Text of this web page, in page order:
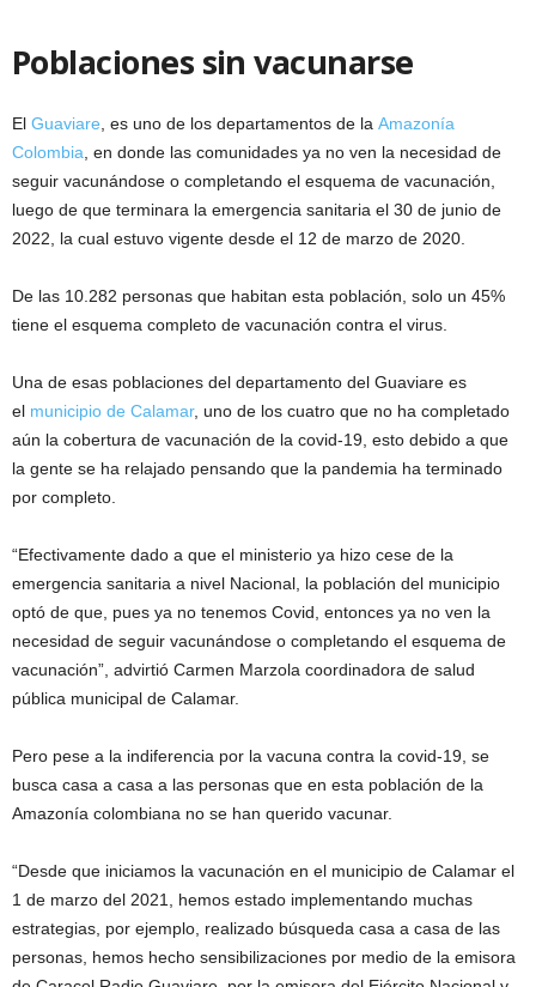
Poblaciones sin vacunarse
El Guaviare , es uno de los departamentos de la Amazonía
Colombia , en donde las comunidades ya no ven la necesidad de
seguir vacunándose o completando el esquema de vacunación,
luego de que terminara la emergencia sanitaria el 30 de junio de
2022, la cual estuvo vigente desde el 12 de marzo de 2020.
De las 10.282 personas que habitan esta población, solo un 45%
tiene el esquema completo de vacunación contra el virus.
Una de esas poblaciones del departamento del Guaviare es
el municipio de Calamar, uno de los cuatro que no ha completado
aún la cobertura de vacunación de la covid-19, esto debido a que
la gente se ha relajado pensando que la pandemia ha terminado
por completo.
“Efectivamente dado a que el ministerio ya hizo cese de la
emergencia sanitaria a nivel Nacional, la población del municipio
optó de que, pues ya no tenemos Covid, entonces ya no ven la
necesidad de seguir vacunándose o completando el esquema de
vacunación”, advirtió Carmen Marzola coordinadora de salud
pública municipal de Calamar.
Pero pese a la indiferencia por la vacuna contra la covid-19, se
busca casa a casa a las personas que en esta población de la
Amazonía colombiana no se han querido vacunar.
“Desde que iniciamos la vacunación en el municipio de Calamar el
1 de marzo del 2021, hemos estado implementando muchas
estrategias, por ejemplo, realizado búsqueda casa a casa de las
personas, hemos hecho sensibilizaciones por medio de la emisora